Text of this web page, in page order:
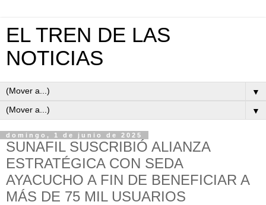
EL TREN DE LAS
NOTICIAS
▼
▼
domingo, 1 de junio de 2025
SUNAFIL SUSCRIBIÓ ALIANZA
ESTRATÉGICA CON SEDA
AYACUCHO A FIN DE BENEFICIAR A
MÁS DE 75 MIL USUARIOS